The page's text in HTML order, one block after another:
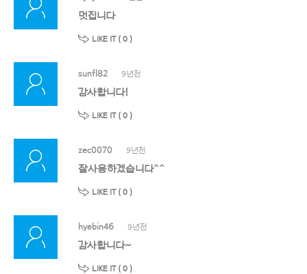
멋집니다
LIKE IT ( 0 )
sunfl82 9년전
감사합니다!
LIKE IT ( 0 )
zec0070 9년전
잘사용하겠습니다^^
LIKE IT ( 0 )
hyebin46 9년전
감사합니다~
LIKE IT ( 0 )